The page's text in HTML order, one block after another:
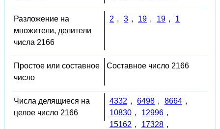
Разложение на
множители, делители
числа 2166
2 , 3 , 19 , 19 , 1
Простое или составное
число
Составное число 2166
Числа делящиеся на
целое число 2166
4332 , 6498 , 8664 ,
10830 , 12996 ,
15162 , 17328 ,